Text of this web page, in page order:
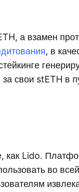
а взамен
, в
свои stETH в
как Lido.
во